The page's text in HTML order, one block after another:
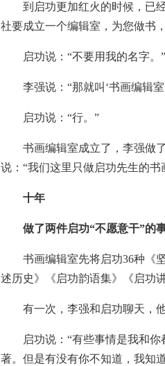
到启功更加红火的时候，已经
社要成立一个编辑室，为您做书
启功说：“不要用我的名字。”
李强说：“那就叫‘书画编辑室
启功说：“行。”
书画编辑室成立了，李强做了
说：“我们这里只做启功先生的书
十年
做了两件启功“不愿意干”的
书画编辑室先将启功36种《坚
述历史》《启功韵语集》《启功
有一次，李强和启功聊天，他
启功说：“有些事情是我和你
著。但是有没有你不知道，我知